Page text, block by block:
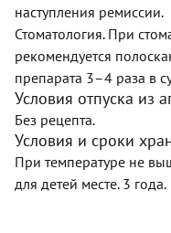
наступления ремиссии.
Стоматология. При
рекомендуется
препарата 3–4 раза в
Условия отпуска из
Без рецепта.
Условия и сроки
При температуре не
для детей месте. 3 года.